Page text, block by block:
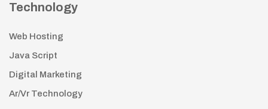
Technology
Web Hosting
Java Script
Digital Marketing
Ar/Vr Technology